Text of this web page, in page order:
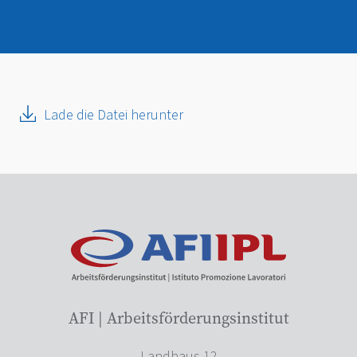
Lade die Datei herunter
AFI | Arbeitsförderungsinstitut